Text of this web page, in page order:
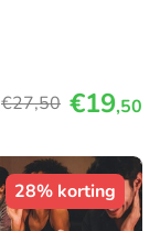
€27,50 €19,50
28% korting